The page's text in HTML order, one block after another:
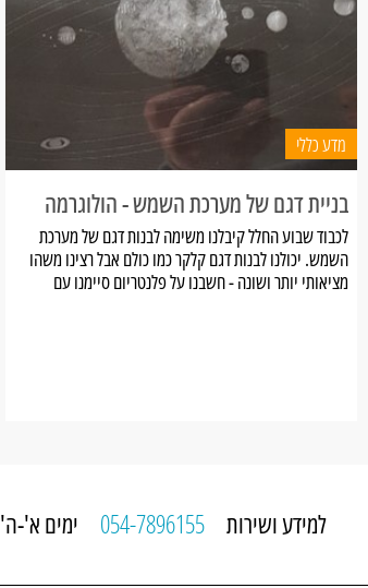
מדע כללי
בניית דגם של מערכת השמש - הולוגרמה
לכבוד שבוע החלל קיבלנו משימה לבנות דגם של מערכת
השמש. יכולנו לבנות דגם קלקר כמו כולם אבל רצינו משהו
מציאותי יותר ושונה - חשבנו על פלנטריום סיימנו עם
למידע ושירות 054-7896155 ימים א'-ה' 08:00-16:00 או בכל זמן באתר